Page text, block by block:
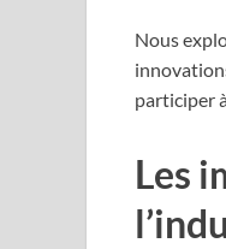
Nous
participer
Les